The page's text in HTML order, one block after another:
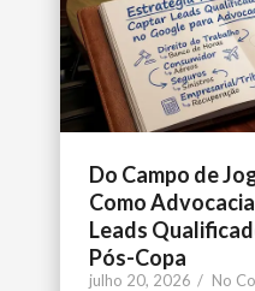
Do Campo de
Como
Leads
Pós-Copa
julho 20, 2026 / No